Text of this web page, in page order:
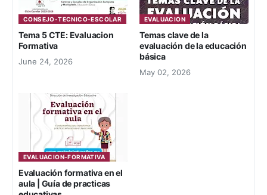
CONSEJO-TECNICO-ESCOLAR
Tema 5 CTE: Evaluacion
Formativa
June 24, 2026
EVALUACION
Temas clave de la
evaluación de la educación
básica
May 02, 2026
EVALUACION-FORMATIVA
Evaluación formativa en el
aula | Guía de practicas